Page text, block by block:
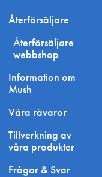
Återförsäljare
Återförsäljare
webbshop
Information om
Mush
Våra råvaror
Tillverkning av
våra produkter
Frågor & Svar